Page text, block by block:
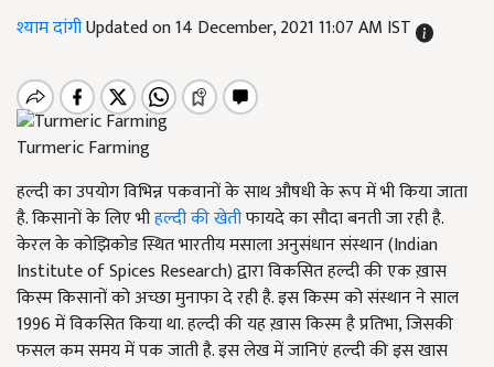
श्याम दांगीUpdated on 14 December, 2021 11:07 AM IST
Turmeric Farming
हल्दी का उपयोग विभिन्न पकवानों के साथ औषधी के रूप में भी किया जाता
है. किसानों के लिए भीहल्दी की खेतीफायदे का सौदा बनती जा रही है.
केरल के कोझिकोड स्थित भारतीय मसाला अनुसंधान संस्थान (Indian
Institute of Spices Research) द्वारा विकसित हल्दी की एक ख़ास
किस्म किसानों को अच्छा मुनाफा दे रही है. इस किस्म को संस्थान ने साल
1996 में विकसित किया था. हल्दी की यह ख़ास किस्म है प्रतिभा, जिसकी
फसल कम समय में पक जाती है. इस लेख में जानिएं हल्दी की इस खास